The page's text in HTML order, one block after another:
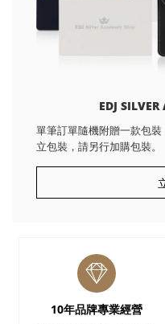
EDJ SILVER
單筆訂單隨機附贈一款包
立包裝，請另行加購包裝。
10年品牌專業經營